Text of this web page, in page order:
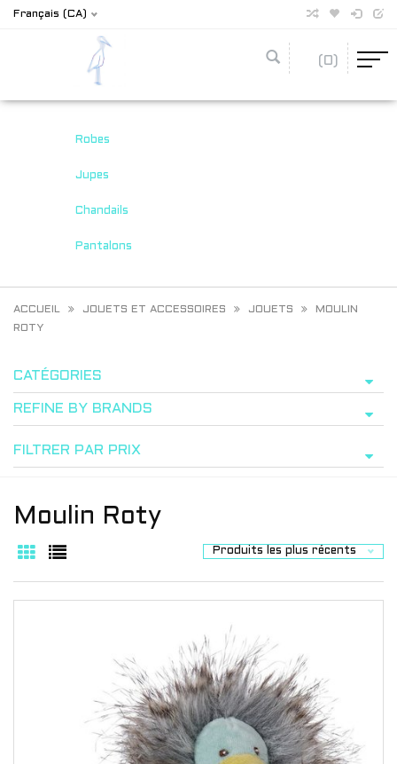
Français (CA)
(0)
Robes
Jupes
Chandails
Pantalons
ACCUEIL JOUETS ET ACCESSOIRES JOUETS
MOULIN
ROTY
CATÉGORIES
REFINE BY BRANDS
FILTRER PAR PRIX
Moulin Roty
Produits les plus récents